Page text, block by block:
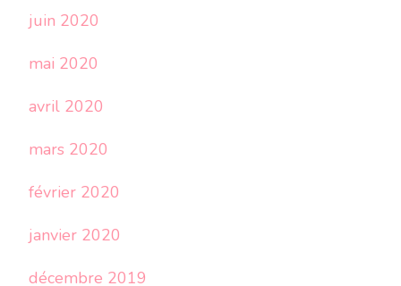
juin 2020
mai 2020
avril 2020
mars 2020
février 2020
janvier 2020
décembre 2019